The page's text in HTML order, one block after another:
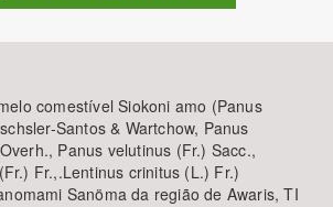
comestível Siokoni amo (Panus
Santos & Wartchow, Panus
Panus velutinus (Fr.) Sacc.,
Fr.,.Lentinus crinitus (L.) Fr.)
Sanöma da região de Awaris, TI